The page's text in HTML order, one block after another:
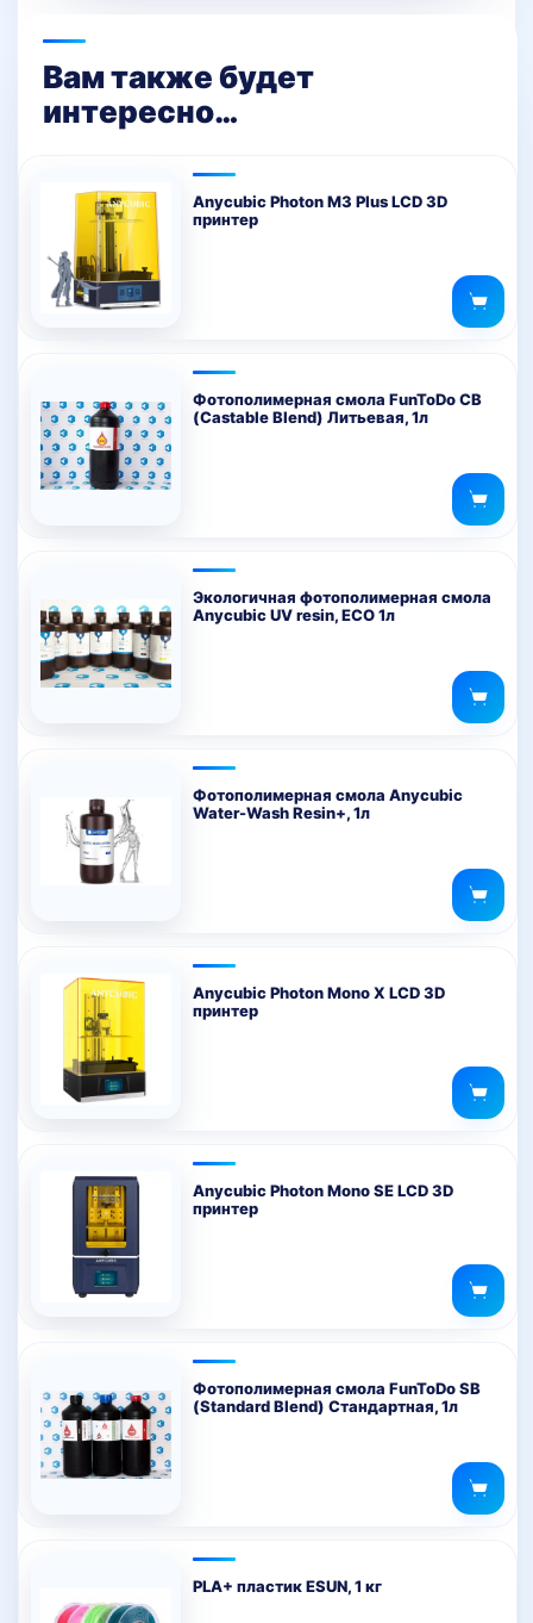
Вам также будет
интересно…
Anycubic Photon M3 Plus LCD 3D
принтер
Фотополимерная смола FunToDo CB
(Castable Blend) Литьевая, 1л
Экологичная фотополимерная смола
Anycubic UV resin, ECO 1л
Фотополимерная смола Anycubic
Water-Wash Resin+, 1л
Anycubic Photon Mono X LCD 3D
принтер
Anycubic Photon Mono SE LCD 3D
принтер
Фотополимерная смола FunToDo SB
(Standard Blend) Стандартная, 1л
PLA+ пластик ESUN, 1 кг